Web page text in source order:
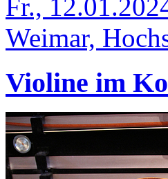
Fr.,
Weimar,
Violine im